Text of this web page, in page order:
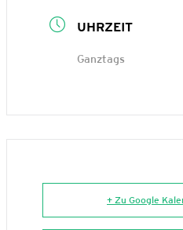
UHRZEIT
Ganztags
+ Zu Google